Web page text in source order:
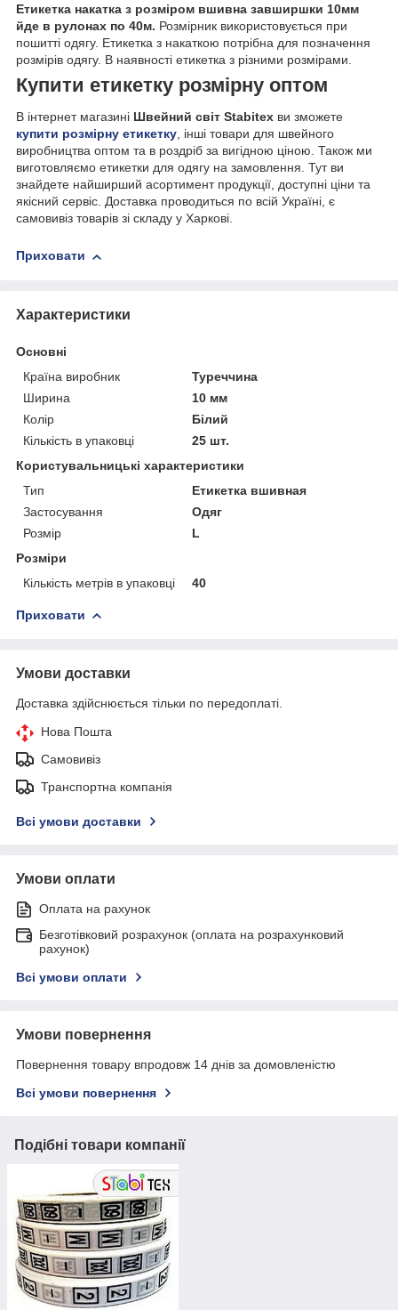
Етикетка накатка з розміром вшивна завширшки 10мм
йде в рулонах по 40м. Розмірник використовується при
пошитті одягу. Етикетка з накаткою потрібна для позначення
розмірів одягу. В наявності етикетка з різними розмірами.
Купити етикетку розмірну оптом
В інтернет магазині Швейний світ Stabitex ви зможете
купити розмірну етикетку, інші товари для швейного
виробництва оптом та в роздріб за вигідною ціною. Також ми
виготовляємо етикетки для одягу на замовлення. Тут ви
знайдете найширший асортимент продукції, доступні ціни та
якісний сервіс. Доставка проводиться по всій Україні, є
самовивіз товарів зі складу у Харкові.
Приховати
Характеристики
Основні
Країна виробник
Туреччина
Ширина
10 мм
Колір
Білий
Кількість в упаковці
25 шт.
Користувальницькі характеристики
Тип
Етикетка вшивная
Застосування
Одяг
Розмір
L
Розміри
Кількість метрів в упаковці
40
Приховати
Умови доставки
Доставка здійснюється тільки по передоплаті.
Нова Пошта
Самовивіз
Транспортна компанія
Всі умови доставки
Умови оплати
Оплата на рахунок
Безготівковий розрахунок (оплата на розрахунковий
рахунок)
Всі умови оплати
Умови повернення
Повернення товару впродовж 14 днів за домовленістю
Всі умови повернення
Подібні товари компанії